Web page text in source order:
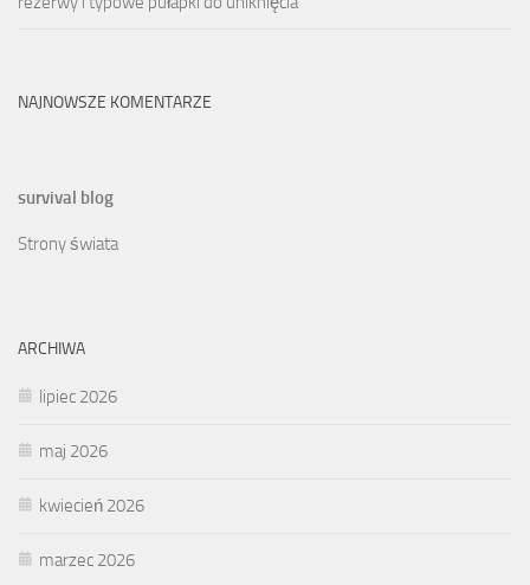
NAJNOWSZE KOMENTARZE
survival blog
Strony świata
ARCHIWA
lipiec 2026
maj 2026
kwiecień 2026
marzec 2026